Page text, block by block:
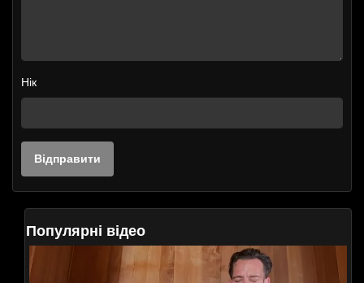
Нік
Популярні відео